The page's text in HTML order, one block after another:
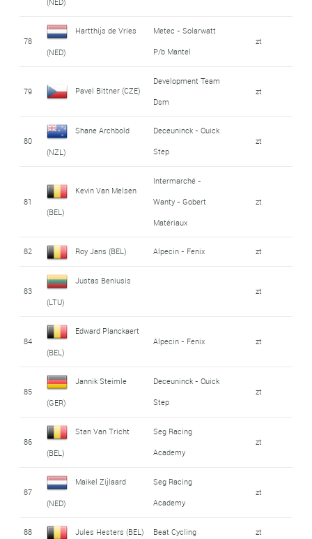
78
Hartthijs de Vries
(NED)
Metec - Solarwatt
P/b Mantel
zt
79 Pavel Bittner (CZE)
Development Team
Dsm
zt
80
Shane Archbold
(NZL)
Deceuninck - Quick
Step
zt
81
Kevin Van Melsen
(BEL)
Intermarché -
Wanty - Gobert
Matériaux
zt
82 Roy Jans (BEL) Alpecin - Fenix zt
83
Justas Beniusis
(LTU)
zt
84
Edward Planckaert
(BEL)
Alpecin - Fenix zt
85
Jannik Steimle
(GER)
Deceuninck - Quick
Step
zt
86
Stan Van Tricht
(BEL)
Seg Racing
Academy
zt
87
Maikel Zijlaard
(NED)
Seg Racing
Academy
zt
88 Jules Hesters (BEL) Beat Cycling zt